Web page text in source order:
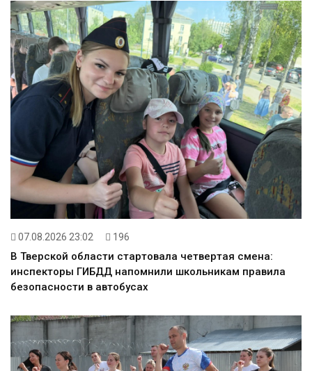
07.08.2026 23:02 196
В Тверской области стартовала четвертая смена:
инспекторы ГИБДД напомнили школьникам правила
безопасности в автобусах